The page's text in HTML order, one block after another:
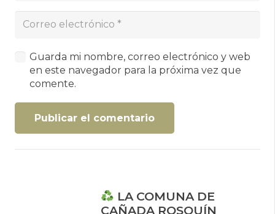
Guarda mi nombre, correo electrónico y web
en este navegador para la próxima vez que
comente.
Publicar el comentario
LA COMUNA DE
CAÑADA ROSQUÍN